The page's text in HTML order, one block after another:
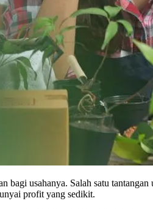
bagi usahanya. Salah satu
profit yang sedikit.